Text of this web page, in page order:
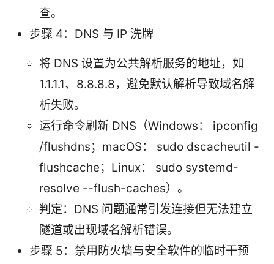
查。
步骤 4：DNS 与 IP 洗牌
将 DNS 设置为公共解析服务的地址，如
1.1.1.1、8.8.8.8，避免默认解析导致域名解
析失败。
运行命令刷新 DNS（Windows： ipconfig
/flushdns；macOS： sudo dscacheutil -
flushcache；Linux： sudo systemd-
resolve --flush-caches）。
判定：DNS 问题通常引发连接但无法建立
隧道或出现域名解析错误。
步骤 5：禁用防火墙与安全软件的临时干预